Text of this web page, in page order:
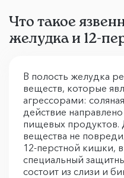
Что такое
желудка и 12-
В полость желудка
веществ, которые
агрессорами:
действие
пищевых продуктов.
вещества не
12-перстной кишки,
специальный
состоит из слизи и